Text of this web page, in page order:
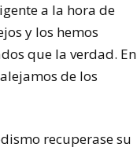
a la hora de
y los hemos
que la verdad. En
de los
recuperase su